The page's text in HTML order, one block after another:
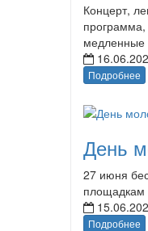
Концерт,
программа,
медленные
Подробнее
День
27 июня
площадкам
Подробнее